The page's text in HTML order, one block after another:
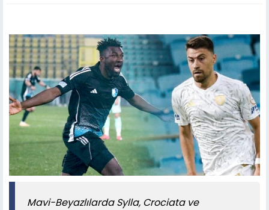
Mavi-Beyazlılarda Sylla, Crociata ve